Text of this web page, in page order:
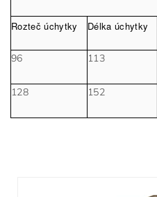
Rozteč úchytky Délka úchytky
96 113
128 152